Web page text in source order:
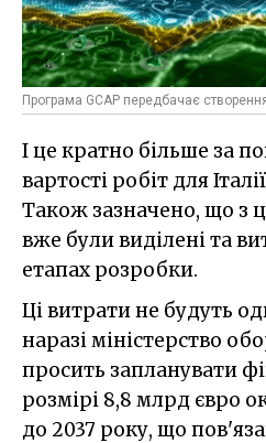
Програма GCAP передбачає
І це кратно більше за
вартості робіт для
Також зазначено, що з
вже були виділені та
етапах розробки.
Ці витрати не будуть
наразі міністерство
просить запланувати
розмірі 8,8 млрд євро
до 2037 року, що